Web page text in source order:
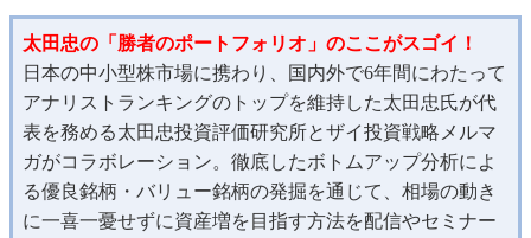
太田忠の「勝者のポートフォリオ」のここがスゴイ！
日本の中小型株市場に携わり、国内外で6年間にわたって
アナリストランキングのトップを維持した太田忠氏が代
表を務める太田忠投資評価研究所とザイ投資戦略メルマ
ガがコラボレーション。徹底したボトムアップ分析によ
る優良銘柄・バリュー銘柄の発掘を通じて、相場の動き
に一喜一憂せずに資産増を目指す方法を配信やセミナー